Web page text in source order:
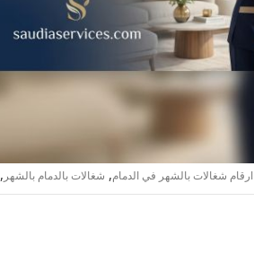
ارقام شغالات بالشهر في الدمام, شغالات بالدمام بالشهر ,